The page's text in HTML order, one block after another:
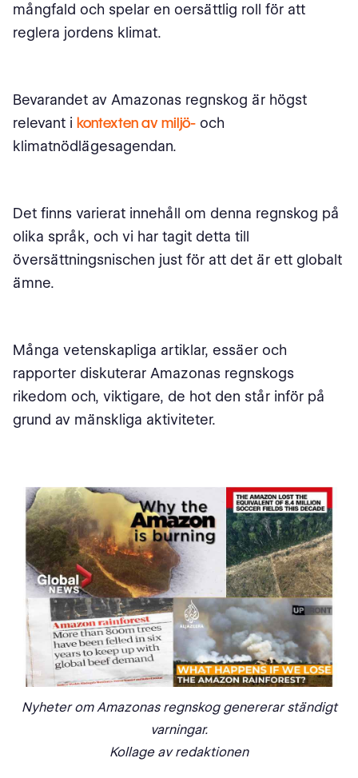
mångfald och spelar en oersättlig roll för att
reglera jordens klimat.
Bevarandet av Amazonas regnskog är högst
relevant i kontexten av miljö- och
klimatnödlägesagendan.
Det finns varierat innehåll om denna regnskog på
olika språk, och vi har tagit detta till
översättningsnischen just för att det är ett globalt
ämne.
Många vetenskapliga artiklar, essäer och
rapporter diskuterar Amazonas regnskogs
rikedom och, viktigare, de hot den står inför på
grund av mänskliga aktiviteter.
Nyheter om Amazonas regnskog genererar ständigt
varningar.
Kollage av redaktionen